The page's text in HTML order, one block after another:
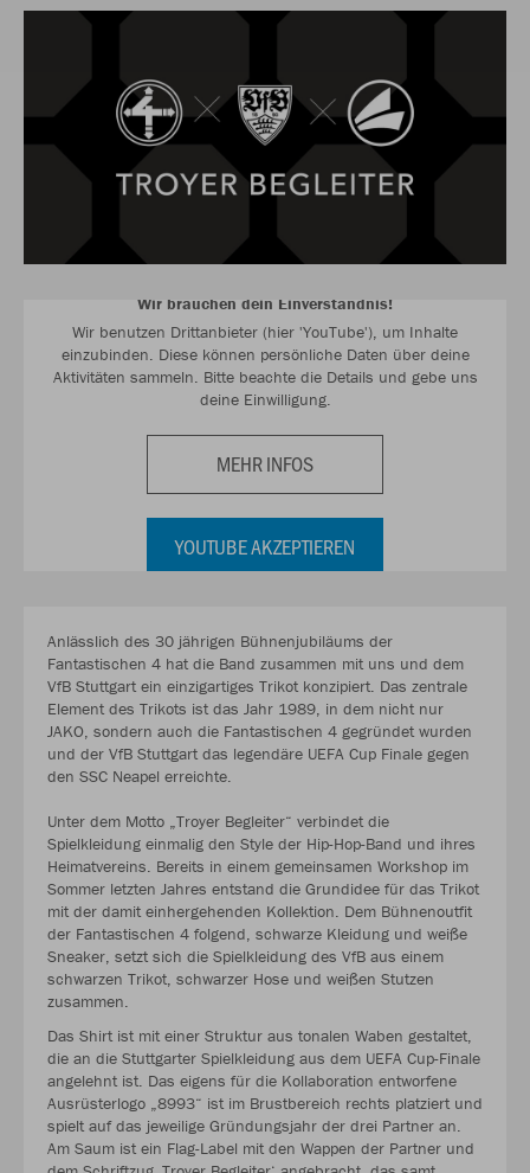
Wir brauchen dein Einverständnis!
Wir benutzen Drittanbieter (hier 'YouTube'), um Inhalte
einzubinden. Diese können persönliche Daten über deine
Aktivitäten sammeln. Bitte beachte die Details und gebe uns
deine Einwilligung.
MEHR INFOS
YOUTUBE AKZEPTIEREN
Anlässlich des 30 jährigen Bühnenjubiläums der
Fantastischen 4 hat die Band zusammen mit uns und dem
VfB Stuttgart ein einzigartiges Trikot konzipiert. Das zentrale
Element des Trikots ist das Jahr 1989, in dem nicht nur
JAKO, sondern auch die Fantastischen 4 gegründet wurden
und der VfB Stuttgart das legendäre UEFA Cup Finale gegen
den SSC Neapel erreichte.
Unter dem Motto „Troyer Begleiter“ verbindet die
Spielkleidung einmalig den Style der Hip-Hop-Band und ihres
Heimatvereins. Bereits in einem gemeinsamen Workshop im
Sommer letzten Jahres entstand die Grundidee für das Trikot
mit der damit einhergehenden Kollektion. Dem Bühnenoutfit
der Fantastischen 4 folgend, schwarze Kleidung und weiße
Sneaker, setzt sich die Spielkleidung des VfB aus einem
schwarzen Trikot, schwarzer Hose und weißen Stutzen
zusammen.
Das Shirt ist mit einer Struktur aus tonalen Waben gestaltet,
die an die Stuttgarter Spielkleidung aus dem UEFA Cup-Finale
angelehnt ist. Das eigens für die Kollaboration entworfene
Ausrüsterlogo „8993“ ist im Brustbereich rechts platziert und
spielt auf das jeweilige Gründungsjahr der drei Partner an.
Am Saum ist ein Flag-Label mit den Wappen der Partner und